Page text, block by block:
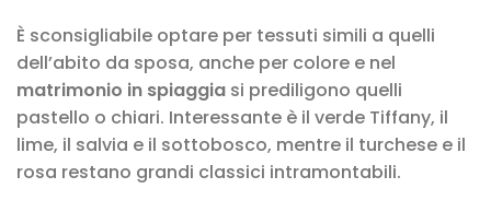
È sconsigliabile optare per tessuti simili a quelli
dell’abito da sposa, anche per colore e nel
matrimonio in spiaggia si prediligono quelli
pastello o chiari. Interessante è il verde Tiffany, il
lime, il salvia e il sottobosco, mentre il turchese e il
rosa restano grandi classici intramontabili.